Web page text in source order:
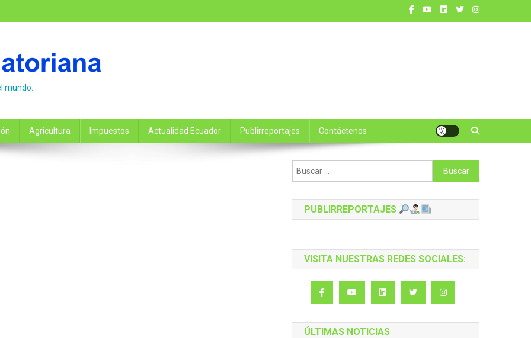
mundo.
Agricultura Impuestos Actualidad Ecuador Publirreportajes Contáctenos
Buscar:
PUBLIRREPORTAJES
VISITA NUESTRAS REDES SOCIALES:
ÚLTIMAS NOTICIAS